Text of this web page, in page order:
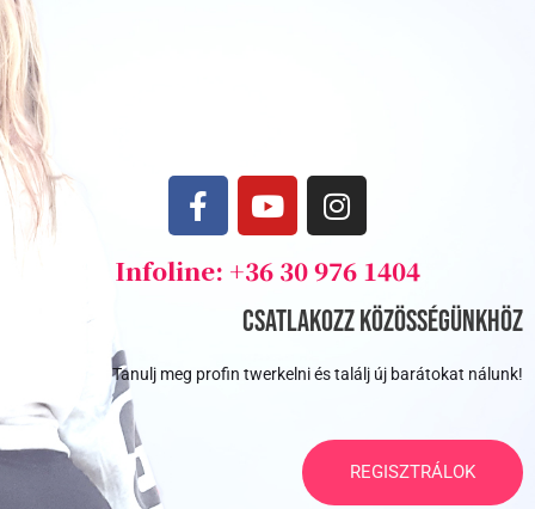
F
a
e
o
Y
o
t
u
b
e
I
n
t
a
g
r
Infoline: +36 30 976 1404
Csatlakozz közösségünkhöz
Tanulj meg profin twerkelni és találj új barátokat nálunk!
REGISZTRÁLOK